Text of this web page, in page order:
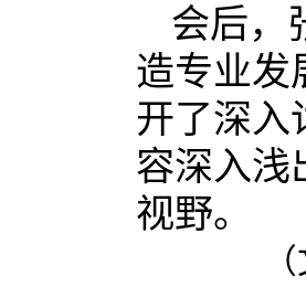
会后，
造专业发
开了深入
容深入浅
视野。